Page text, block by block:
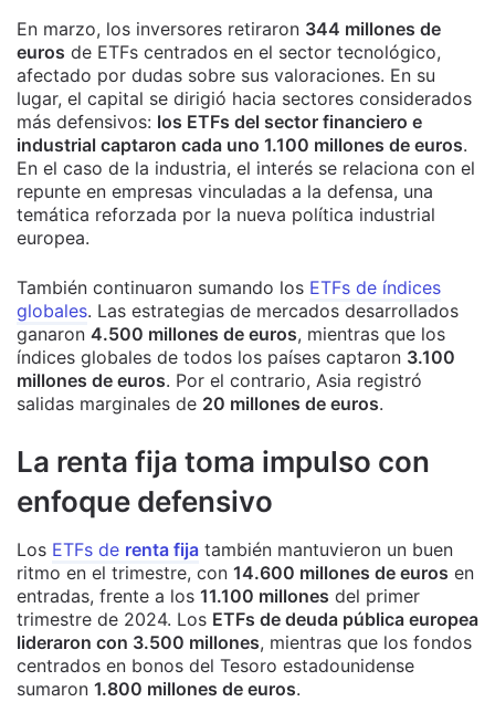
En marzo, los inversores retiraron 344 millones de
euros de ETFs centrados en el sector tecnológico,
afectado por dudas sobre sus valoraciones. En su
lugar, el capital se dirigió hacia sectores considerados
más defensivos: los ETFs del sector financiero e
industrial captaron cada uno 1.100 millones de euros.
En el caso de la industria, el interés se relaciona con el
repunte en empresas vinculadas a la defensa, una
temática reforzada por la nueva política industrial
europea.
También continuaron sumando los ETFs de índices
globales. Las estrategias de mercados desarrollados
ganaron 4.500 millones de euros, mientras que los
índices globales de todos los países captaron 3.100
millones de euros. Por el contrario, Asia registró
salidas marginales de 20 millones de euros.
La renta fija toma impulso con
enfoque defensivo
Los ETFs de renta fija también mantuvieron un buen
ritmo en el trimestre, con 14.600 millones de euros en
entradas, frente a los 11.100 millones del primer
trimestre de 2024. Los ETFs de deuda pública europea
lideraron con 3.500 millones, mientras que los fondos
centrados en bonos del Tesoro estadounidense
sumaron 1.800 millones de euros.